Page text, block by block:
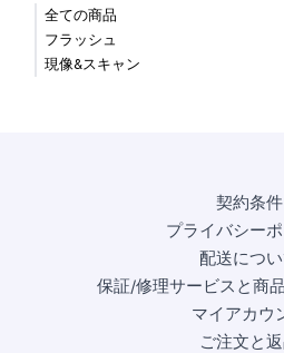
全ての商品
フラッシュ
現像&スキャン
契約条件
プライバシー
配送につ
保証/修理サービスと商
マイアカウ
ご注文と